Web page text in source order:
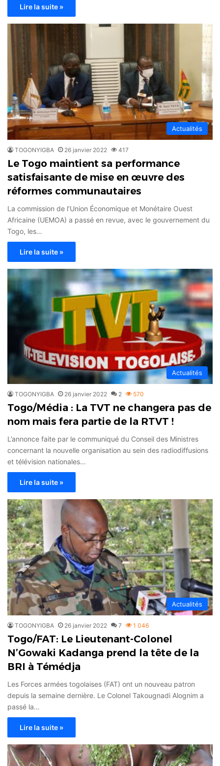
Lire la suite »
Actualités
TOGONYIGBA 26 janvier 2022 417
Le Togo maintient sa performance
satisfaisante de mise en œuvre des
réformes communautaires
La commission de l’Union Économique et Monétaire Ouest
Africaine (UEMOA) a passé en revue, avec le gouvernement du
Togo, les…
Lire la suite »
Actualités
TOGONYIGBA 26 janvier 2022 2 570
Togo/Média : La TVT ne changera pas de
nom mais fera partie de la RTVT !
L’annonce faite par le communiqué du Conseil des Ministres
concernant la nouvelle organisation au sein des radiodiffusions
et télévision nationales…
Lire la suite »
Actualités
TOGONYIGBA 26 janvier 2022 7 1 046
Togo/FAT: Le Lieutenant-Colonel
N’Gowaki Kadanga prend la tête de la
BRI à Témédja
Les Forces armées togolaises (FAT) ont un nouveau patron
depuis la semaine dernière. Le Colonel Takougnadi Alognim a
passé la…
Lire la suite »